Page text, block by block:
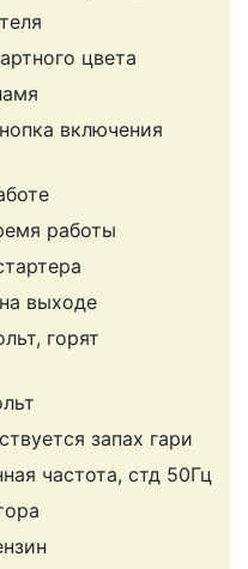
цвета
включения
работы
выходе
горят
запах гари
частота, стд 50Гц